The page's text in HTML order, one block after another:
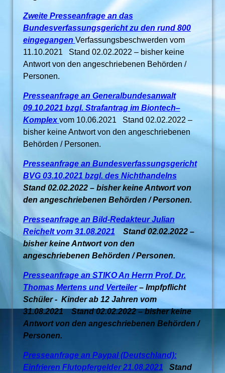
Zweite Presseanfrage an das
Bundesverfassungsgericht zu den rund 800
eingegangen Verfassungsbeschwerden vom
11.10.2021 Stand 02.02.2022 – bisher keine
Antwort von den angeschriebenen Behörden /
Personen.
Presseanfrage an Generalbundesanwalt
09.10.2021 bzgl. Strafantrag im Biontech–
Komplexvom 10.06.2021 Stand 02.02.2022 –
bisher keine Antwort von den angeschriebenen
Behörden / Personen.
Presseanfrage an Bundesverfassungsgericht
BVG 03.10.2021 bzgl. des Nichthandelns
Stand 02.02.2022 – bisher keine Antwort von
den angeschriebenen Behörden / Personen.
Presseanfrage an Bild-Redakteur Julian
Reichelt vom 31.08.2021 Stand 02.02.2022 –
bisher keine Antwort von den
angeschriebenen Behörden / Personen.
Presseanfrage an STIKO An Herrn Prof. Dr.
Thomas Mertens und Verteiler– Impfpflicht
Schüler - Kinder ab 12 Jahren vom
31.08.2021 Stand 02.02.2022 – bisher keine
Antwort von den angeschriebenen Behörden /
Personen.
Presseanfrage an Paypal (Deutschland):
Einfrieren Flutopfergelder 21.08.2021 Stand